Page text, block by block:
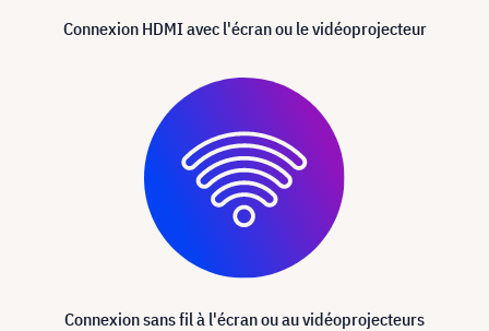
Connexion HDMI avec l'écran ou le vidéoprojecteur
Connexion sans fil à l'écran ou au vidéoprojecteurs